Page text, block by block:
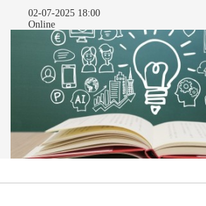
02-07-2025 18:00
Online